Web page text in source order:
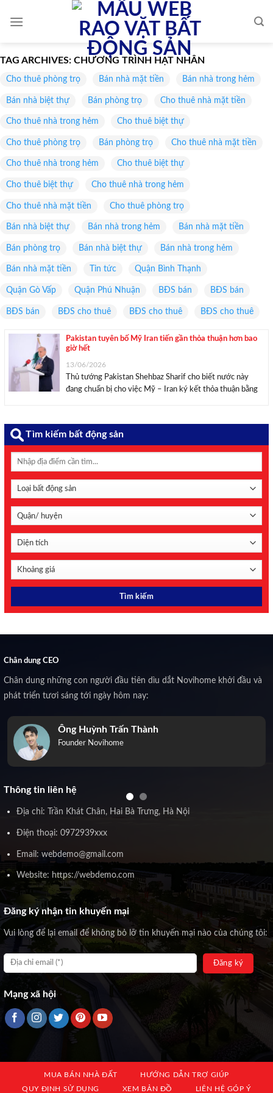
TAG ARCHIVES: CHƯƠNG TRÌNH HẠT NHÂN
Cho thuê phòng trọ Bán nhà mặt tiền Bán nhà trong hẻm
Bán nhà biệt thự Bán phòng trọ Cho thuê nhà mặt tiền
Cho thuê nhà trong hẻm Cho thuê biệt thự
Cho thuê phòng trọ Bán phòng trọ Cho thuê nhà mặt tiền
Cho thuê nhà trong hẻm Cho thuê biệt thự
Cho thuê biệt thự Cho thuê nhà trong hẻm
Cho thuê nhà mặt tiền Cho thuê phòng trọ
Bán nhà biệt thự Bán nhà trong hẻm Bán nhà mặt tiền
Bán phòng trọ Bán nhà biệt thự Bán nhà trong hẻm
Bán nhà mặt tiền Tin tức Quận Bình Thạnh
Quận Gò Vấp Quận Phú Nhuận BĐS bán BĐS bán
BĐS bán BĐS cho thuê BĐS cho thuê BĐS cho thuê
Pakistan tuyên bố Mỹ Iran tiến gần thỏa thuận hơn bao
giờ hết
13/06/2026
Thủ tướng Pakistan Shehbaz Sharif cho biết nước này
đang chuẩn bị cho việc Mỹ – Iran ký kết thỏa thuận bằng
...
Tìm kiếm bất động sản
Chân dung CEO
Chân dung những con người đầu tiên dìu dắt Novihome khởi đầu và
phát triển tươi sáng tới ngày hôm nay:
Ông Huỳnh Trấn Thành
Founder Novihome
Thông tin liên hệ
Địa chỉ: Trần Khát Chân, Hai Bà Trưng, Hà Nội
Điện thoại: 0972939xxx
Email: webdemo@gmail.com
Website: https://webdemo.com
Đăng ký nhận tin khuyến mại
Vui lòng để lại email để không bỏ lỡ tin khuyến mại nào của chúng tôi:
Mạng xã hội
MUA BÁN NHÀ ĐẤT
HƯỚNG DẪN TRỢ GIÚP
QUY ĐỊNH SỬ DỤNG
XEM BẢN ĐỒ LIÊN HỆ GÓP Ý